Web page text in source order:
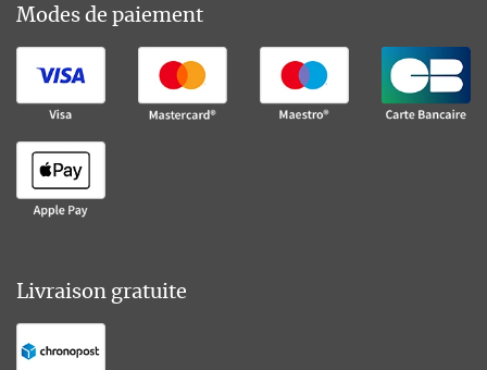
Modes de paiement
Livraison gratuite